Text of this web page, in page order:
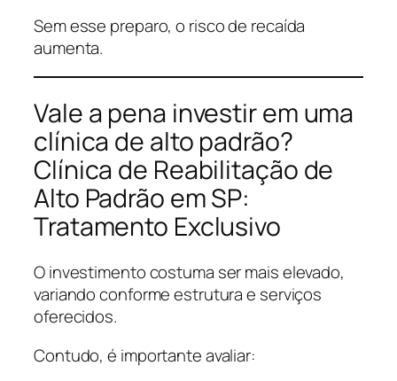
Sem esse preparo, o risco de recaída
aumenta.
Vale a pena investir em uma
clínica de alto padrão?
Clínica de Reabilitação de
Alto Padrão em SP:
Tratamento Exclusivo
O investimento costuma ser mais elevado,
variando conforme estrutura e serviços
oferecidos.
Contudo, é importante avaliar: